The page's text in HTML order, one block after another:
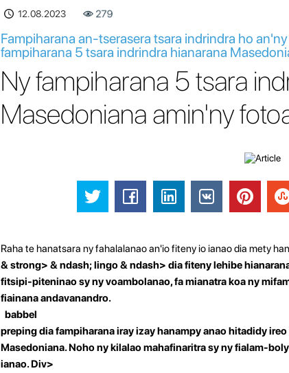
12.08.2023 279
Fampiharana an-tserasera tsara indrindra ho
fampiharana 5 tsara indrindra hianarana
Ny fampiharana 5 tsara
Masedoniana amin'ny
Raha te hanatsara ny fahalalanao an'io fiteny io ianao dia mety
& strong> & ndash;lingo& ndash> dia fiteny lehibe
fitsipi-piteninao sy ny voambolanao, fa mianatra koa ny
fiainana andavanandro.
babbel
preping dia fampiharana iray izay hanampy anao hitadidy
Masedoniana. Noho ny kilalao mahafinaritra sy ny fialam-
ianao. Div>